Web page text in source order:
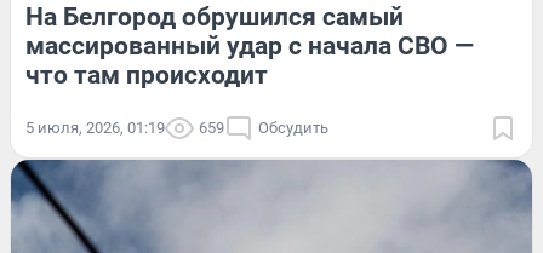
На Белгород обрушился самый
массированный удар с начала СВО —
что там происходит
5 июля, 2026, 01:19 659 Обсудить